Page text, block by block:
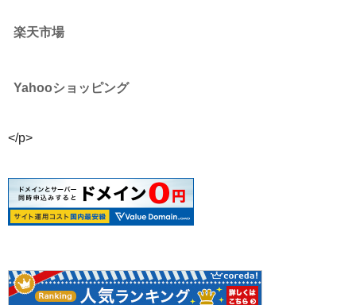
楽天市場
Yahooショッピング
</p>